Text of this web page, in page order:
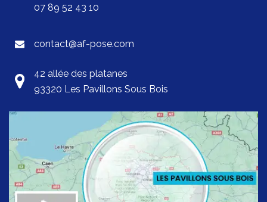
07 89 52 43 10
contact@af-pose.com
42 allée des platanes
93320 Les Pavillons Sous Bois